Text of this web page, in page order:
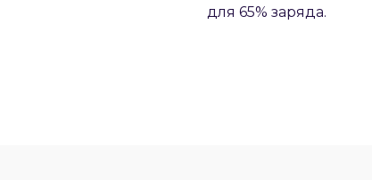
для 65% заряда.